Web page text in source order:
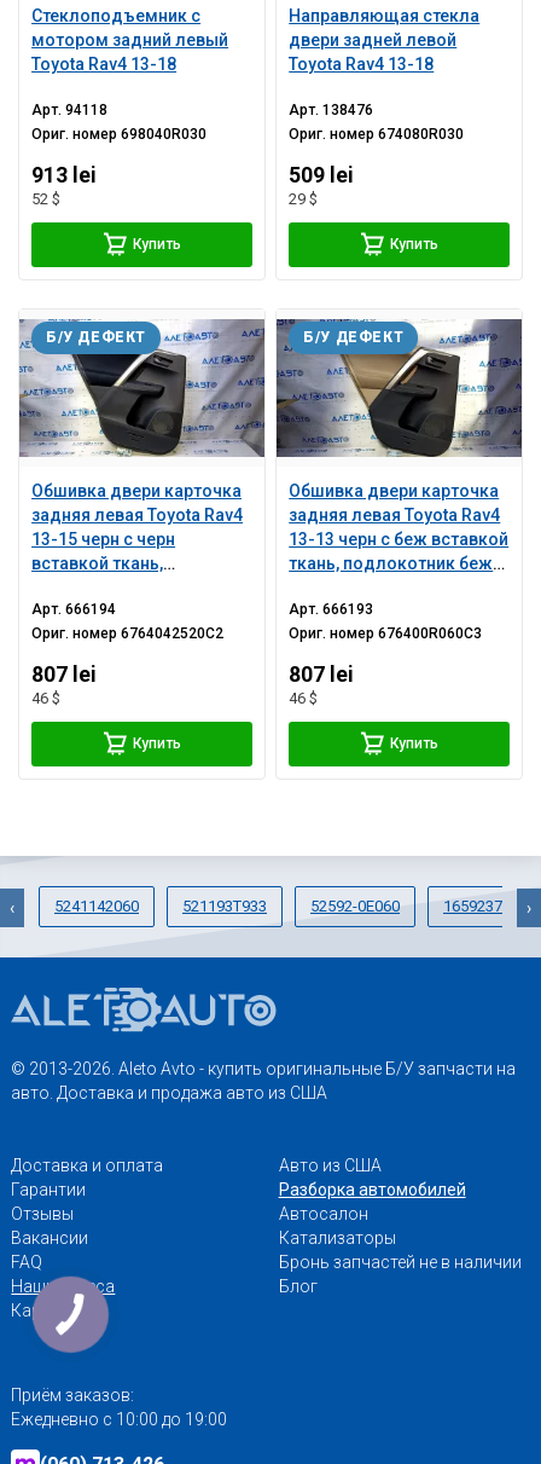
Стеклоподъемник с
мотором задний левый
Toyota Rav4 13-18
Арт.94118
Ориг. номер698040R030
913 lei
52 $
Купить
Направляющая стекла
двери задней левой
Toyota Rav4 13-18
Арт.138476
Ориг. номер674080R030
509 lei
29 $
Купить
Обшивка двери карточка
задняя левая Toyota Rav4
13-15 черн с черн
вставкой ткань,
молдинг серый структура,
накладка карбон,
задиры
Б/У ДЕФЕКТ
Арт.666194
Ориг. номер6764042520C2
807 lei
46 $
Купить
Обшивка двери карточка
задняя левая Toyota Rav4
13-13 черн с беж вставкой
ткань, подлокотник беж
структура, накладка
карбон, потертости,
химчистку
Б/У ДЕФЕКТ
Арт.666193
Ориг. номер676400R060C3
807 lei
46 $
Купить
5241142060 521193T933 52592-0E060 1659237010
‹ ›
© 2013-2026. Aleto Avto - купить оригинальные Б/У запчасти на
авто. Доставка и продажа авто из США
Доставка и оплата
Гарантии
Отзывы
Вакансии
FAQ
Наши адреса
Карта сайта
Авто из США
Разборка автомобилей
Автосалон
Катализаторы
Бронь запчастей не в наличии
Блог
Приём заказов:
Ежедневно с 10:00 до 19:00